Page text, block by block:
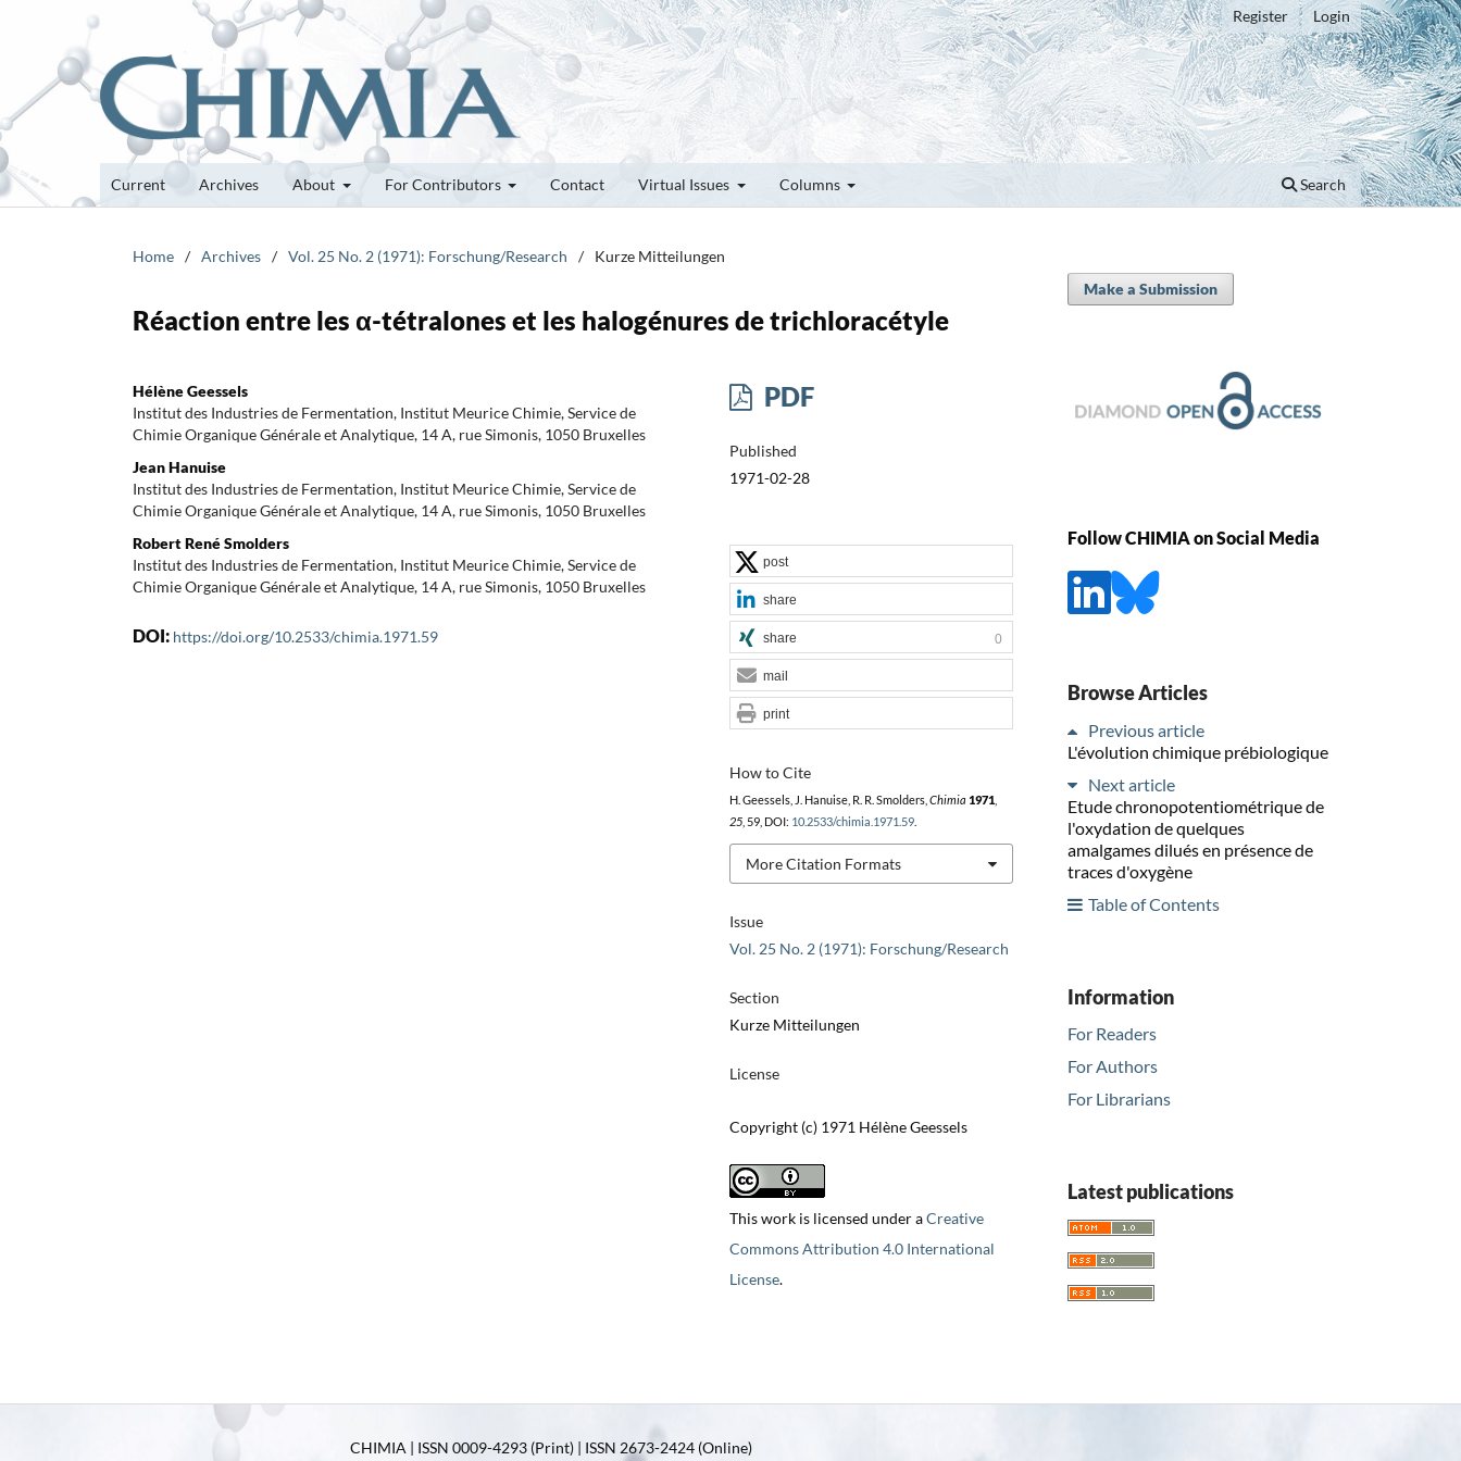
Current Archives About For Contributors Contact Virtual Issues Columns Search
Register Login
Home / Archives / Vol. 25 No. 2 (1971): Forschung/Research / Kurze Mitteilungen
Réaction entre les α-tétralones et les halogénures de trichloracétyle
Hélène Geessels
Institut des Industries de Fermentation, Institut Meurice Chimie, Service de
Chimie Organique Générale et Analytique, 14 A, rue Simonis, 1050 Bruxelles
Jean Hanuise
Institut des Industries de Fermentation, Institut Meurice Chimie, Service de
Chimie Organique Générale et Analytique, 14 A, rue Simonis, 1050 Bruxelles
Robert René Smolders
Institut des Industries de Fermentation, Institut Meurice Chimie, Service de
Chimie Organique Générale et Analytique, 14 A, rue Simonis, 1050 Bruxelles
DOI: https://doi.org/10.2533/chimia.1971.59
PDF
Published
1971-02-28
Issue
Vol. 25 No. 2 (1971): Forschung/Research
Section
Kurze Mitteilungen
License
Copyright (c) 1971 Hélène Geessels
This work is licensed under aCreative
Commons Attribution 4.0 International
License.
How to Cite
H. Geessels, J. Hanuise, R. R. Smolders, Chimia 1971,
25, 59, DOI: 10.2533/chimia.1971.59.
More Citation Formats
post
share
share 0
mail
print
Make a Submission
Follow CHIMIA on Social Media
Browse Articles
Previous article
L'évolution chimique prébiologique
Next article
Etude chronopotentiométrique de
l'oxydation de quelques
amalgames dilués en présence de
traces d'oxygène
Table of Contents
Information
For Readers
For Authors
For Librarians
Latest publications
CHIMIA | ISSN 0009-4293 (Print) | ISSN 2673-2424 (Online)